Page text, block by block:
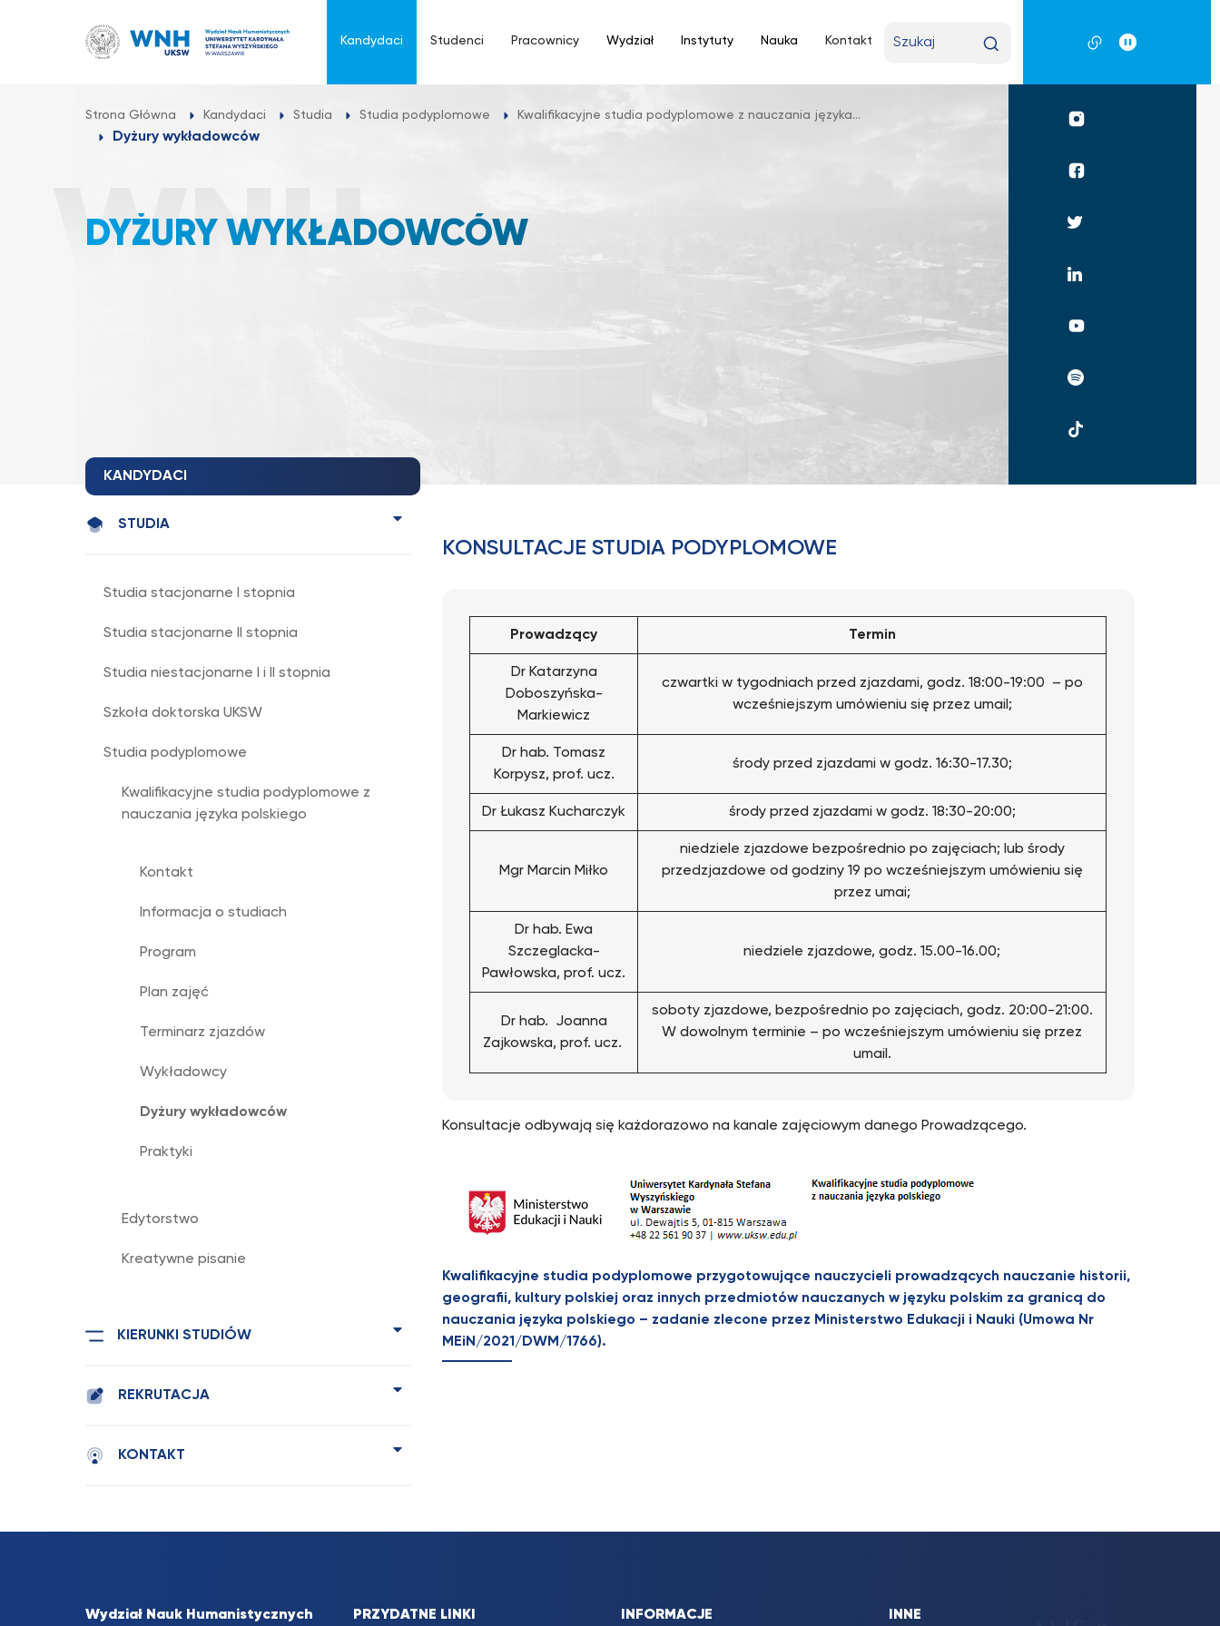
Kandydaci Studenci Pracownicy Wydział Instytuty Nauka Kontakt
wyszukiwaną
Strona Główna Kandydaci Studia Studia podyplomowe Kwalifikacyjne studia podyplomowe z nauczania języka...
Dyżury wykładowców
DYŻURY WYKŁADOWCÓW
Profil
Profil
Profil
Profil
Linkedin
UKSW
UKSW
UKSW
KANDYDACI
STUDIA
Studia stacjonarne I stopnia
Studia stacjonarne II stopnia
Studia niestacjonarne I i II stopnia
Szkoła doktorska UKSW
Studia podyplomowe
Kwalifikacyjne studia podyplomowe z
nauczania języka polskiego
Kontakt
Informacja o studiach
Program
Plan zajęć
Terminarz zjazdów
Wykładowcy
Dyżury wykładowców
Praktyki
Edytorstwo
Kreatywne pisanie
KIERUNKI STUDIÓW
REKRUTACJA
KONTAKT
KONSULTACJE STUDIA PODYPLOMOWE
Prowadzący Termin
Dr Katarzyna
Doboszyńska-
Markiewicz
czwartki w tygodniach przed zjazdami, godz. 18:00-19:00 – po
wcześniejszym umówieniu się przez umail;
Dr hab. Tomasz
Korpysz, prof. ucz.
środy przed zjazdami w godz. 16:30-17.30;
Dr Łukasz Kucharczyk środy przed zjazdami w godz. 18:30-20:00;
Mgr Marcin Miłko
niedziele zjazdowe bezpośrednio po zajęciach; lub środy
przedzjazdowe od godziny 19 po wcześniejszym umówieniu się
przez umai;
Dr hab. Ewa
Szczeglacka-
Pawłowska, prof. ucz.
niedziele zjazdowe, godz. 15.00-16.00;
Dr hab. Joanna
Zajkowska, prof. ucz.
soboty zjazdowe, bezpośrednio po zajęciach, godz. 20:00-21:00.
W dowolnym terminie – po wcześniejszym umówieniu się przez
umail.
Konsultacje odbywają się każdorazowo na kanale zajęciowym danego Prowadzącego.
Kwalifikacyjne studia podyplomowe przygotowujące nauczycieli prowadzących nauczanie historii,
geografii, kultury polskiej oraz innych przedmiotów nauczanych w języku polskim za granicą do
nauczania języka polskiego – zadanie zlecone przez Ministerstwo Edukacji i Nauki (Umowa Nr
MEiN/2021/DWM/1766).
Wydział Nauk Humanistycznych PRZYDATNE LINKI INFORMACJE INNE